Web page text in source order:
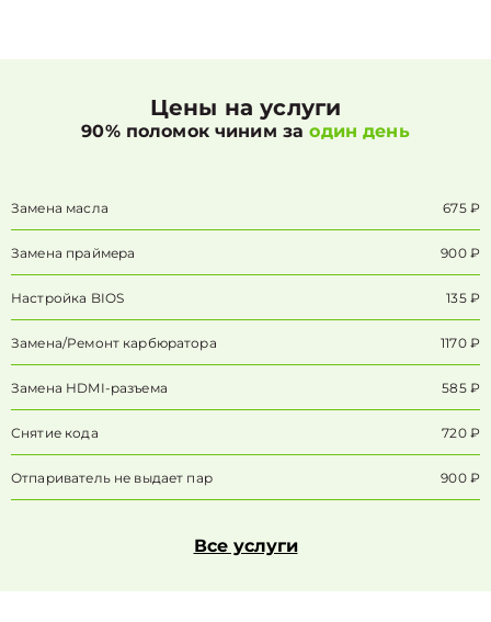
Цены на услуги
90% поломок чиним заодин день
Замена масла 675 ₽
Замена праймера 900 ₽
Настройка BIOS 135 ₽
Замена/Pемонт карбюратора 1170 ₽
Замена HDMI-разъема 585 ₽
Снятие кода 720 ₽
Отпариватель не выдает пар 900 ₽
Все услуги